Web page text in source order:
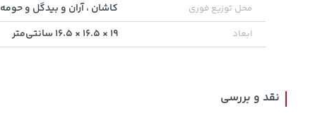
339,900
تومان
244,000
خرید
18,680,000
تومان
محل توزیع فوری کاشان ، آران و بیدگل و حومه
ابعاد ۱۹ × ۱۶.۵ × ۱۶.۵ سانتی‌متر
نقد و بررسی